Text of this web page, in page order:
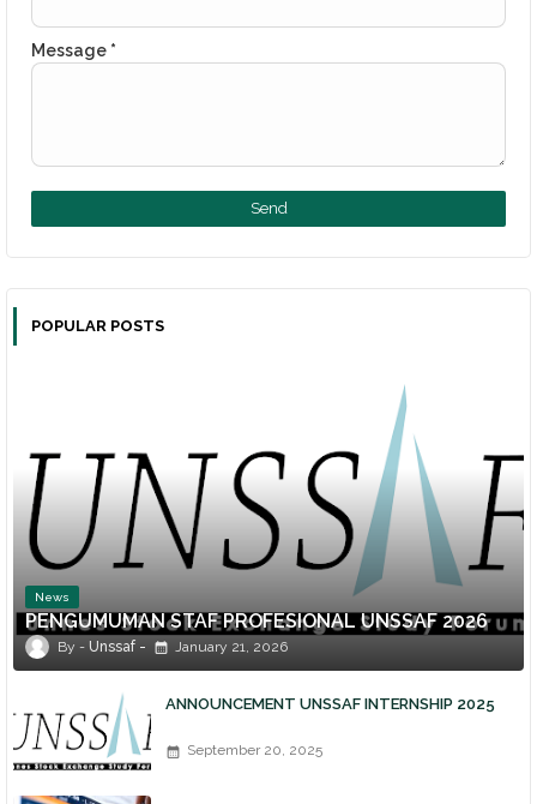
Message *
POPULAR POSTS
News
PENGUMUMAN STAF PROFESIONAL UNSSAF 2026
Unssaf January 21, 2026
ANNOUNCEMENT UNSSAF INTERNSHIP 2025
September 20, 2025